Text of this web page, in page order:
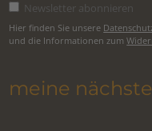
Newsletter abonnieren
Hier finden Sie unsere
und die Informationen zum
meine